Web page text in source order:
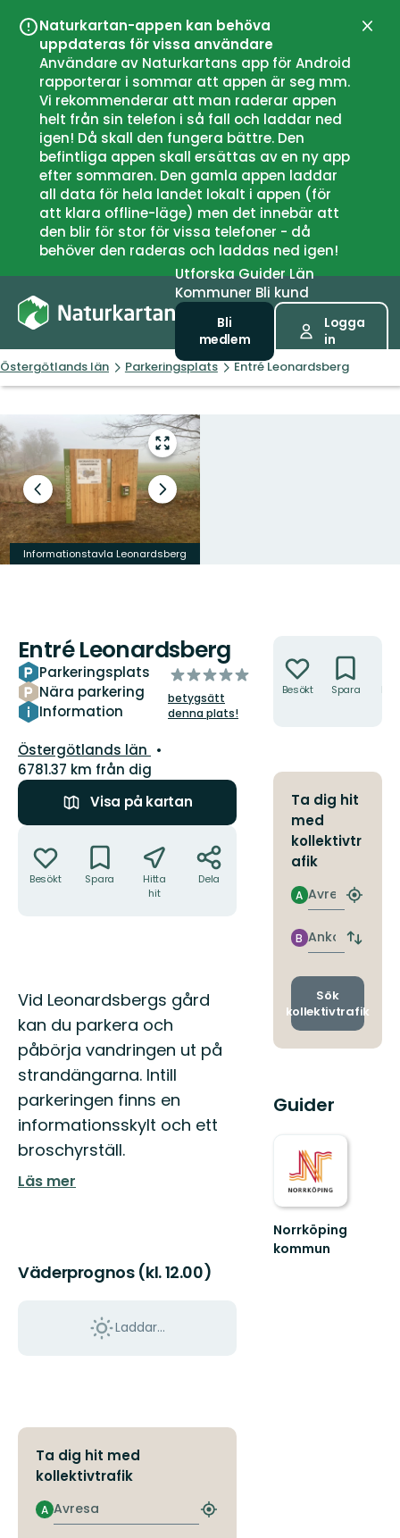
Naturkartan-appen kan behöva
uppdateras för vissa användare
Användare av Naturkartans app för Android
rapporterar i sommar att appen är seg mm.
Vi rekommenderar att man raderar appen
helt från sin telefon i så fall och laddar ned
igen! Då skall den fungera bättre. Den
befintliga appen skall ersättas av en ny app
efter sommaren. Den gamla appen laddar
all data för hela landet lokalt i appen (för
att klara offline-läge) men det innebär att
den blir för stor för vissa telefoner - då
behöver den raderas och laddas ned igen!
UtforskaGuiderLän
Kommuner Bli kund
Bli
medlem
Logga
in
Östergötlands län Parkeringsplats Entré Leonardsberg
Gå
till
helskärmsläge
Föregående
bild
Nästa
bildspel
Informationstavla Leonardsberg
Entré Leonardsberg
Parkeringsplats
Nära parkering
Information
av
5
stjärnor
betygsätt
denna plats!
Län:
Östergötlands län
6781.37 km från dig
Visa på kartan
Besökt Spara
Hitta
hit
Dela
Beskrivning
Vid Leonardsbergs gård
kan du parkera och
påbörja vandringen ut på
strandängarna. Intill
parkeringen finns en
informationsskylt och ett
broschyrställ.
Läs mer
Väderprognos (kl. 12.00)
Laddar...
Ta dig hit med
kollektivtrafik
Avresa
A
Hitta
Besökt Spara
Ta dig hit
med
kollektivtr
afik
Avresa
A
Hitta
Ankomst
B
Byt
och
Sök
kollektivtrafik
Guider
Norrköping
kommun